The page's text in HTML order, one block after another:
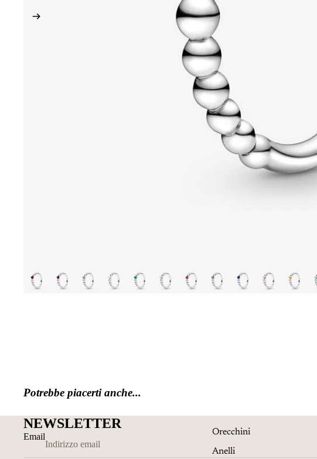
Orecchini
Anelli
Potrebbe piacerti anche...
NEWSLETTER
Email